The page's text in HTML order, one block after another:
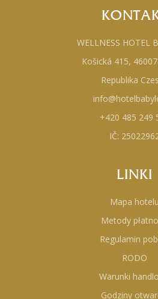
WELLNESS HOTEL
Košická 415,
Republika
+420 485 249
IČ:
LINKI
Mapa hotelu
Metody
Regulamin
RODO
Warunki
Godziny